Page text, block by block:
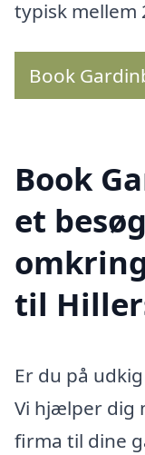
typisk mellem
Book
Book
et
til
Er du på
Vi hjælper dig
firma til dine